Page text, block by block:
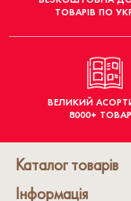
ТОВАРІВ ПО
ВЕЛИКИЙ
8000+
Каталог товарів
Інформація